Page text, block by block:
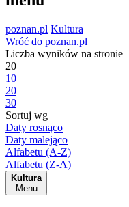
poznan.pl Kultura
Wróć do poznan.pl
Liczba wyników na stronie
20
10
20
30
Sortuj wg
Daty rosnąco
Daty malejąco
Alfabetu (A-Z)
Alfabetu (Z-A)
Kultura
Menu